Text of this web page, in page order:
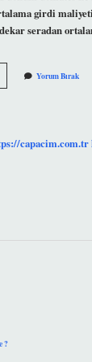
girdi maliyeti
seradan
Yorum Bırak
capacim.com.tr
?